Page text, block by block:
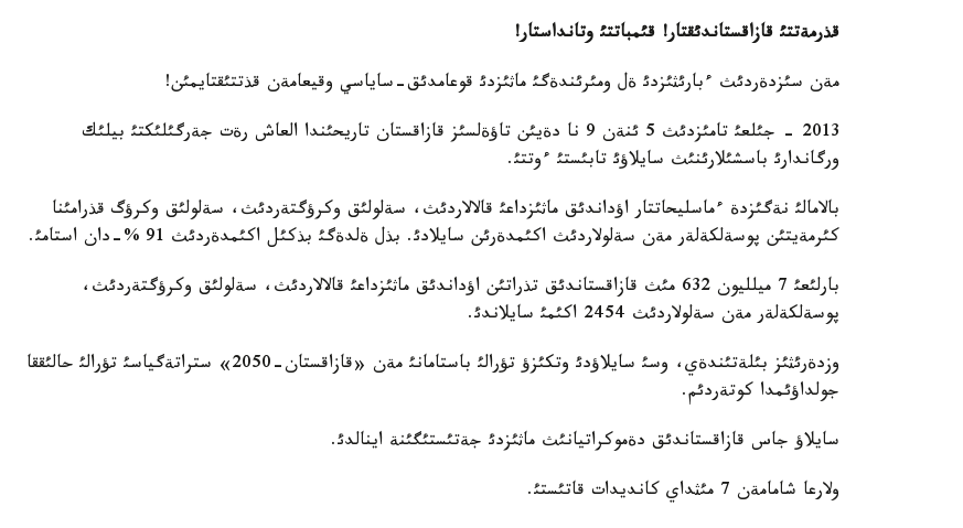
قذرمةتتئ قازاقستاندئقتار! قئمباتتئ وتانداستار!
مةن سئزدةردئث ءبارئثئزدئ ةل ومئرئندةگئ ماثئزدئ قوعامدئق-ساياسي وقيعامةن قذتتئقتايمئن!
2013 - جئلعئ تامئزدئث 5 ئنةن 9 نا دةيئن تاؤةلسئز قازاقستان تاريحئندا العاش رةت جةرگئلئكتئ بيلئك
ورگاندارئ باسشئلارئنئث سايلاؤئ تابئستئ ءوتتئ.
بالامالئ نةگئزدة ءماسليحاتتار اؤداندئق ماثئزداعئ قالالاردئث، سةلولئق وكرؤگتةردئث، سةلولئق وكرؤگ قذرامئنا
كئرمةيتئن پوسةلكةلةر مةن سةلولاردئث اكئمدةرئن سايلادئ. بذل ةلدةگئ بذكئل اكئمدةردئث 91 %-دان استامئ.
بارلئعئ 7 ميلليون 632 مئث قازاقستاندئق تذراتئن اؤداندئق ماثئزداعئ قالالاردئث، سةلولئق وكرؤگتةردئث،
پوسةلكةلةر مةن سةلولاردئث 2454 اكئمئ سايلاندئ.
وزدةرئثئز بئلةتئندةي، وسئ سايلاؤدئ وتكئزؤ تؤرالئ باستامانئ مةن «قازاقستان-2050» ستراتةگياسئ تؤرالئ حالئققا
جولداؤئمدا كوتةردئم.
سايلاؤ جاس قازاقستاندئق دةموكراتيانئث ماثئزدئ جةتئستئگئنة اينالدئ.
ولارعا شامامةن 7 مئثداي كانديدات قاتئستئ.